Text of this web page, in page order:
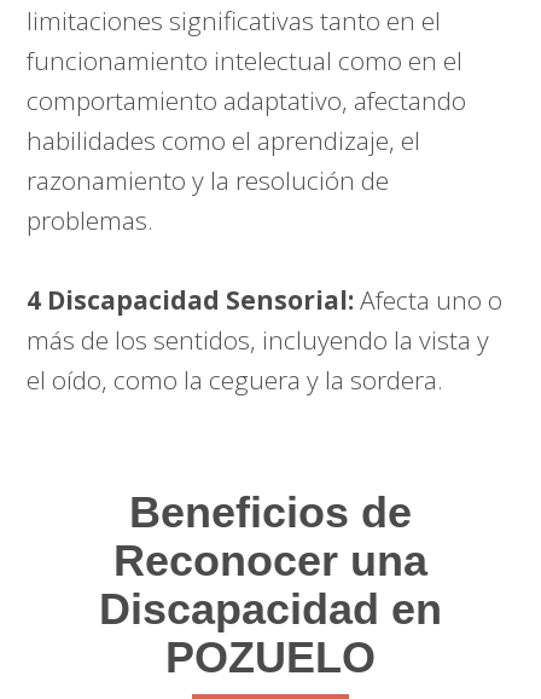
limitaciones significativas tanto en el
funcionamiento intelectual como en el
comportamiento adaptativo, afectando
habilidades como el aprendizaje, el
razonamiento y la resolución de
problemas.
4 Discapacidad Sensorial:Afecta uno o
más de los sentidos, incluyendo la vista y
el oído, como la ceguera y la sordera.
Beneficios de
Reconocer una
Discapacidad en
POZUELO